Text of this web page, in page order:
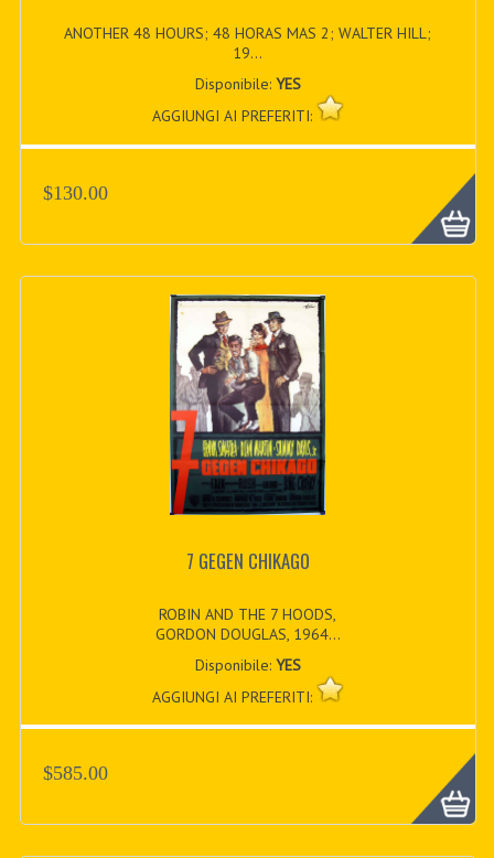
ANOTHER 48 HOURS; 48 HORAS MAS 2; WALTER HILL;
19...
Disponibile: YES
AGGIUNGI AI PREFERITI:
$130.00
7 GEGEN CHIKAGO
ROBIN AND THE 7 HOODS,
GORDON DOUGLAS, 1964...
Disponibile: YES
AGGIUNGI AI PREFERITI:
$585.00